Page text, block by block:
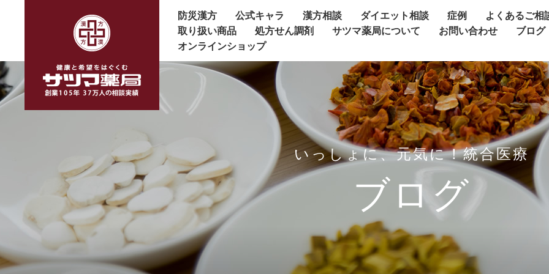
防災漢方 公式キャラ 漢方相談 ダイエット相談 症例
よくあるご相
取り扱い商品
処方せん調剤 サツマ薬局について お問い合わせ
ブログ
オンラインショップ
いっしょに、元気に！統合医療
ブログ